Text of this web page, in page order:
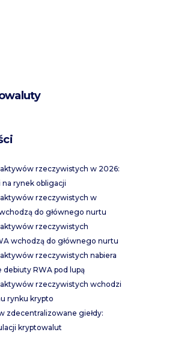
rzeczywistych w 2026:
rynek obligacji
rzeczywistych w
do głównego nurtu
rzeczywistych
wchodzą do głównego nurtu
rzeczywistych nabiera
RWA pod lupą
rzeczywistych wchodzi
rynku krypto
zdecentralizowane giełdy:
kryptowalut